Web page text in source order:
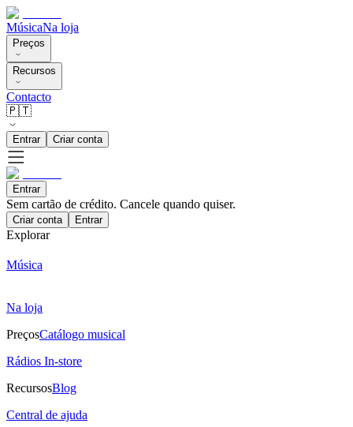
MúsicaNa loja
Preços
Recursos
Contacto
🇵🇹
Entrar Criar conta
Entrar
Sem cartão de crédito. Cancele quando quiser.
Criar conta Entrar
Explorar
Música
Na loja
PreçosCatálogo musical
Rádios In-store
RecursosBlog
Central de ajuda